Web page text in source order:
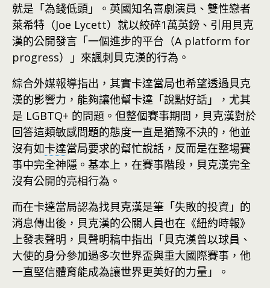
就是「為錢低頭」。英國知名喜劇演員、雙性戀者
萊希特（Joe Lycett）就以絞碎1萬英鎊、引用貝克
漢的公開發言「一個進步的平台（A platform for
progress）」來諷刺貝克漢的行為。
綜合外媒報導指出，其實卡達當局也希望透過貝克
漢的影響力，能夠讓他幫卡達「說點好話」，尤其
是 LGBTQ+ 的問題。但整個賽事期間，貝克漢對於
回答這類敏感問題的態度一直是猶豫不決的，他並
沒有如卡達當局要求的幫忙說話，反而是在整場賽
事中完全神隱。基本上，在賽事階段，貝克漢完全
沒有公開的亮相行為。
而在卡達當局認為找貝克漢是筆「失敗的投資」的
消息傳出後，貝克漢的公關人員也在《紐約時報》
上發表聲明，貝聲明稿中指出「貝克漢曾以球員、
大使的身分參加過多次世界盃與重大國際賽事，他
一直堅信體育能成為讓世界更美好的力量」。